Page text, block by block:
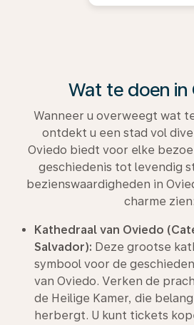
Wat te doen in
Wanneer u overweegt wat
ontdekt u een stad vol
Oviedo biedt voor elke
geschiedenis tot levendig
bezienswaardigheden in
charme zien:
Kathedraal van Oviedo
Salvador): Deze grootse
symbool voor de
van Oviedo. Verken de
de Heilige Kamer, die
herbergt. U kunt tickets